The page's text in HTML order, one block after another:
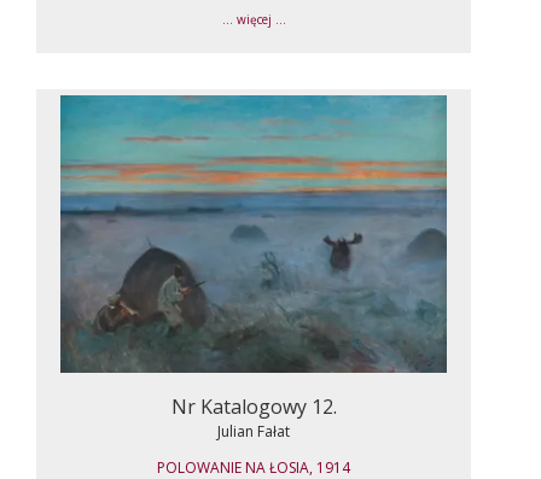
... więcej ...
Nr Katalogowy 12.
Julian Fałat
POLOWANIE NA ŁOSIA, 1914